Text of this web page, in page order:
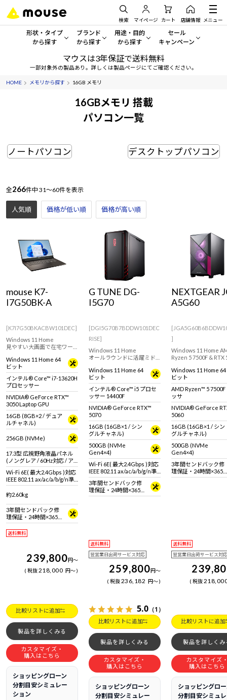
検索 マイページ カート 店舗情報 メニュー
形状・タイプ
から探す
形状・タイプから探す をすべてみる
デスクトップPC
サーバー
ディスプレイ
ブランド
から探す
mouse
G TUNE
Windows 11|Copilot+ PC
用途・目的
から探す
一般向けパソコン
クリエイティブ向け
学習向けパソコン
AIおすすめパソコン
Windows 11
セール
キャンペーン
セール・キャンペー
おすすめ目玉パソコン
マウスは3年保証で送料無料
一部対象外の製品あり。詳しくは製品ページにてご確認ください。
HOME メモリから探す 16GB メモリ
16GBメモリ 搭載
パソコン一覧
ノートパソコン デスクトップパソコン
全266件中 31～60件を表示
人気順 価格が低い順 価格が高い順
mouse K7-
I7G50BK-A
[K7I7G50BKACBW101DEC]
Windows 11 Home
見やすい大画面で在宅ワー
広い用途におすすめ！
GeForce RTX 3050 Laptop
GPU 搭載17.3型ノートパソ
コン！
Windows 11 Home 64
ビット
インテル® Core™ i7-13620H
プロセッサー
NVIDIA® GeForce RTX™
3050 Laptop GPU
16GB (8GB×2 / デュア
ルチャネル)
256GB (NVMe)
17.3型 広視野角液晶パネル
(ノングレア / 60Hz対応 / ア
スペクト比16:9)
Wi-Fi 6E( 最大2.4Gbps )対応
IEEE 802.11 ax/ac/a/b/g/n準
拠 ＋ Bluetooth 5内蔵
約2.60kg
3年間センドバック修
理保証・24時間×365
日電話サポート
送料無料
239,800円～
税抜218,000 円～
比較リストに追加
製品を詳しくみる
カスタマイズ・
購入はこちら
ショッピングローン
分割目安シミュレー
ション
G TUNE DG-
I5G70
[DGI5G70B7BDDW101DEC
RISE]
Windows 11 Home
オールラウンドに活躍ミド
GeForce RTX 5070 & インテ
ル Core i5 プロセッサー
14400F 搭載。快適なゲーム
プレイや動画編集、配信に
おすすめです。
Windows 11 Home 64
ビット
インテル® Core™ i5 プロセ
ッサー 14400F
NVIDIA® GeForce RTX™
5070
16GB (16GB×1 / シン
グルチャネル)
500GB (NVMe
Gen4×4)
Wi-Fi 6E( 最大2.4Gbps )対応
IEEE 802.11 ax/ac/a/b/g/n準
拠 ＋ Bluetooth 5内蔵
3年間センドバック修
理保証・24時間×365
日電話サポート
送料無料
翌営業日出荷サービス対応
259,800円～
税抜236,182 円～
5.0 （1）
比較リストに追加
製品を詳しくみる
カスタマイズ・
購入はこちら
ショッピングローン
分割目安シミュレー
NEXTGEAR
A5G60
]
Windows 11 Home
Ryzen 5 7500F & RTX
ミニタワー型ゲーミ
スクトップPC。
『Minecraft: Java &
Bedrock Edition for
属。※モニタ・マウ
ーボードは別売りで
Windows 11 Home 64
ビット
AMD Ryzen™ 5 7500F
ッサ
NVIDIA® GeForce
5060
16GB (16GB×1 / シン
グルチャネル)
500GB (NVMe
Gen4×4)
3年間センドバック修
理保証・24時間×365
日電話サポート
送料無料
翌営業日出荷サービス対応
税抜
比較リストに追加
製品を詳しくみ
カスタマイズ
購入はこちら
ショッピングロ
分割目安シミュ